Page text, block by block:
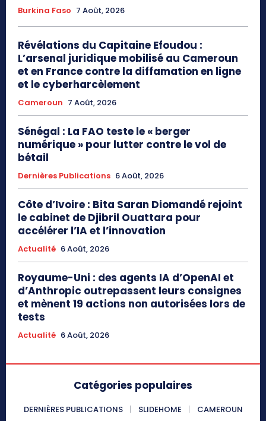
Burkina Faso 7 Août, 2026
Révélations du Capitaine Efoudou :
L’arsenal juridique mobilisé au Cameroun
et en France contre la diffamation en ligne
et le cyberharcèlement
Cameroun 7 Août, 2026
Sénégal : La FAO teste le « berger
numérique » pour lutter contre le vol de
bétail
Dernières Publications 6 Août, 2026
Côte d’Ivoire : Bita Saran Diomandé rejoint
le cabinet de Djibril Ouattara pour
accélérer l’IA et l’innovation
Actualité 6 Août, 2026
Royaume-Uni : des agents IA d’OpenAI et
d’Anthropic outrepassent leurs consignes
et mènent 19 actions non autorisées lors de
tests
Actualité 6 Août, 2026
Catégories populaires
DERNIÈRES PUBLICATIONS SLIDEHOME
CAMEROUN